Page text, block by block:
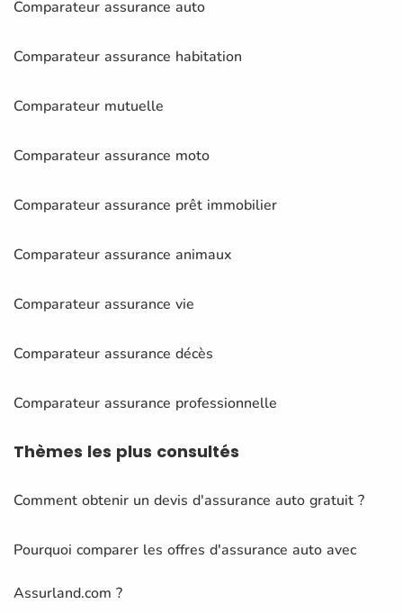
Comparateur assurance auto
Comparateur assurance habitation
Comparateur mutuelle
Comparateur assurance moto
Comparateur assurance prêt immobilier
Comparateur assurance animaux
Comparateur assurance vie
Comparateur assurance décès
Comparateur assurance professionnelle
Thèmes les plus consultés
Comment obtenir un devis d'assurance auto gratuit ?
Pourquoi comparer les offres d'assurance auto avec
Assurland.com ?